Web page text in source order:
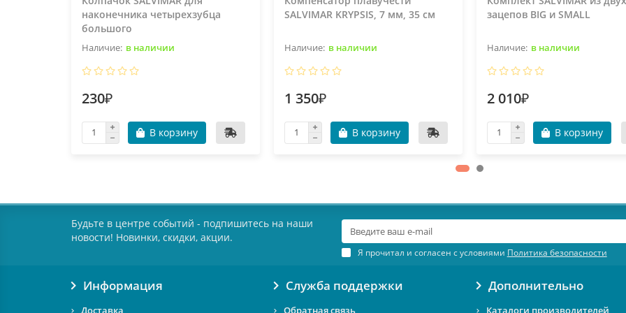
наконечника четырехзубца
большого
в наличии
230₽
В корзину
SALVIMAR KRYPSIS, 7 мм, 35 см
в наличии
1 350₽
В корзину
зацепов BIG и SMALL
в наличии
2 010₽
В корзину
Будьте в центре событий - подпишитесь на наши
новости! Новинки, скидки, акции.
Я прочитал и согласен с условиями Политика безопасности
Информация
Доставка
Служба поддержки
Обратная связь
Дополнительно
Каталоги производителей